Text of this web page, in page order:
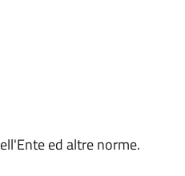
ed altre norme.